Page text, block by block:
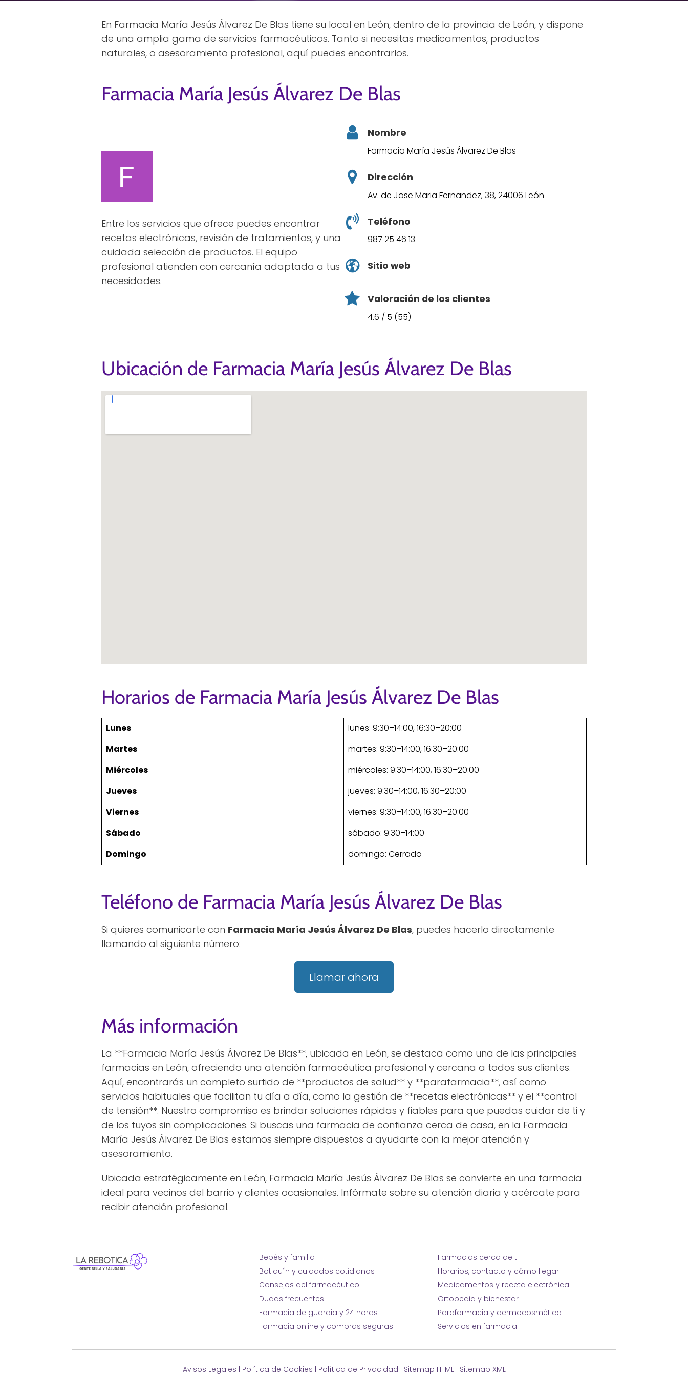
En Farmacia María Jesús Álvarez De Blas tiene su local en León, dentro de la provincia de León, y dispone
de una amplia gama de servicios farmacéuticos. Tanto si necesitas medicamentos, productos
naturales, o asesoramiento profesional, aquí puedes encontrarlos.
Farmacia María Jesús Álvarez De Blas
Entre los servicios que ofrece puedes encontrar
recetas electrónicas, revisión de tratamientos, y una
cuidada selección de productos. El equipo
profesional atienden con cercanía adaptada a tus
necesidades.
Nombre
Farmacia María Jesús Álvarez De Blas
Dirección
Av. de Jose Maria Fernandez, 38, 24006 León
Teléfono
987 25 46 13
Sitio web
Valoración de los clientes
4.6 / 5 (55)
Ubicación de Farmacia María Jesús Álvarez De Blas
Horarios de Farmacia María Jesús Álvarez De Blas
Lunes
lunes: 9:30–14:00, 16:30–20:00
Martes
martes: 9:30–14:00, 16:30–20:00
Miércoles
miércoles: 9:30–14:00, 16:30–20:00
Jueves
jueves: 9:30–14:00, 16:30–20:00
Viernes
viernes: 9:30–14:00, 16:30–20:00
Sábado
sábado: 9:30–14:00
Domingo
domingo: Cerrado
Teléfono de Farmacia María Jesús Álvarez De Blas
Si quieres comunicarte con Farmacia María Jesús Álvarez De Blas, puedes hacerlo directamente
llamando al siguiente número:
Llamar ahora
Más información
La **Farmacia María Jesús Álvarez De Blas**, ubicada en León, se destaca como una de las principales
farmacias en León, ofreciendo una atención farmacéutica profesional y cercana a todos sus clientes.
Aquí, encontrarás un completo surtido de **productos de salud** y **parafarmacia**, así como
servicios habituales que facilitan tu día a día, como la gestión de **recetas electrónicas** y el **control
de tensión**. Nuestro compromiso es brindar soluciones rápidas y fiables para que puedas cuidar de ti y
de los tuyos sin complicaciones. Si buscas una farmacia de confianza cerca de casa, en la Farmacia
María Jesús Álvarez De Blas estamos siempre dispuestos a ayudarte con la mejor atención y
asesoramiento.
Ubicada estratégicamente en León, Farmacia María Jesús Álvarez De Blas se convierte en una farmacia
ideal para vecinos del barrio y clientes ocasionales. Infórmate sobre su atención diaria y acércate para
recibir atención profesional.
Bebés y familia
Botiquín y cuidados cotidianos
Consejos del farmacéutico
Dudas frecuentes
Farmacia de guardia y 24 horas
Farmacia online y compras seguras
Farmacias cerca de ti
Horarios, contacto y cómo llegar
Medicamentos y receta electrónica
Ortopedia y bienestar
Parafarmacia y dermocosmética
Servicios en farmacia
Avisos Legales | Política de Cookies | Política de Privacidad | Sitemap HTML· Sitemap XML